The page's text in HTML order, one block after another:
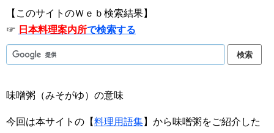
【このサイトのＷｅｂ検索結果】
☞ 日本料理案内所で検索する
味噌粥（みそがゆ）の意味
今回は本サイトの【料理用語集】から味噌粥をご紹介した